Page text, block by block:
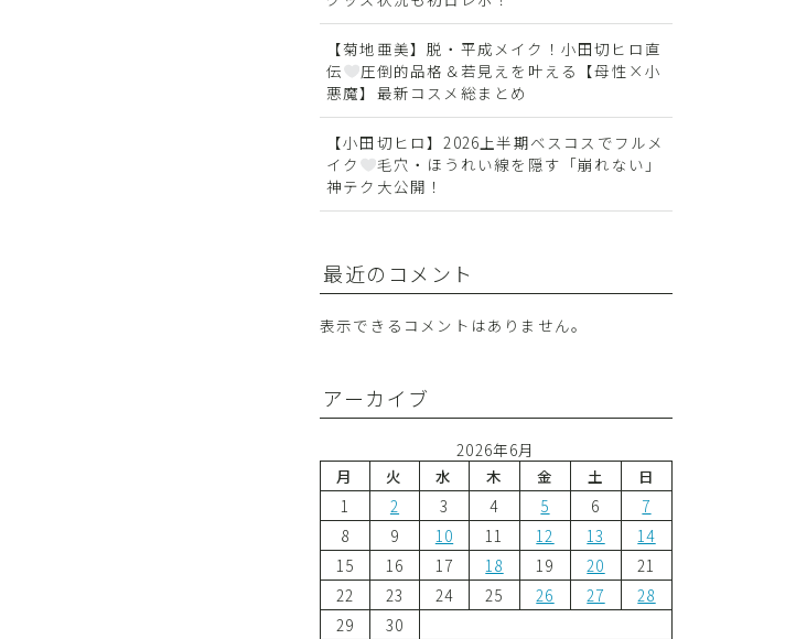
【菊地亜美】脱・平成メイク！小田切ヒロ直
伝
圧倒的品格＆若見えを叶える【母性×小
悪魔】最新コスメ総まとめ
【小田切ヒロ】2026上半期ベスコスでフルメ
イク
毛穴・ほうれい線を隠す「崩れない」
神テク大公開！
最近のコメント
表示できるコメントはありません。
アーカイブ
2026年6月
月
火 水 木 金 土
日
1
2 3 4 5 6
7
8
9 10 11 12 13
14
15
16 17 18 19 20
21
22
23 24 25 26 27
28
29
30